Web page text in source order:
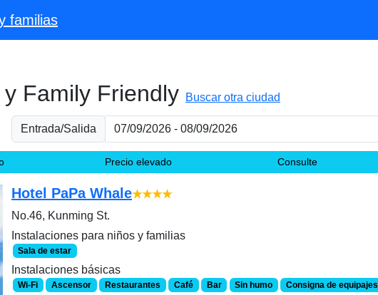
familias
Family Friendly Buscar otra ciudad
Entrada/Salida
Precio elevado Consulte
Hotel PaPa Whale★★★★
No.46, Kunming St.
Instalaciones para niños y familias
Sala de estar
Instalaciones básicas
Wi-Fi Ascensor Restaurantes Café Bar Sin humo
Consigna de equipajes